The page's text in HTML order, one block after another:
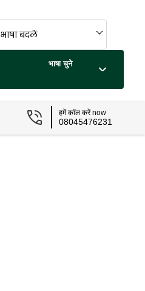
भाषा बदलें
भाषा चुने
हमें कॉल करें now
08045476231